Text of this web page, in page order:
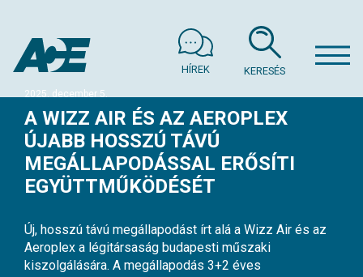
KERESÉS
HÍREK
2025. december 5.
A WIZZ AIR ÉS AZ AEROPLEX
ÚJABB HOSSZÚ TÁVÚ
MEGÁLLAPODÁSSAL ERŐSÍTI
EGYÜTTMŰKÖDÉSÉT
Új, hosszú távú megállapodást írt alá a Wizz Air és az
Aeroplex a légitársaság budapesti műszaki
kiszolgálására. A megállapodás 3+2 éves